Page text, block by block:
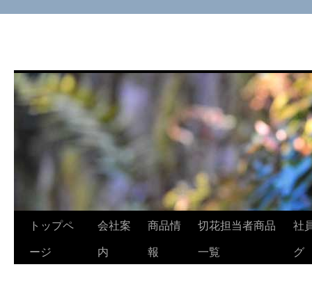
トップペ
ージ
会社案
内
商品情
報
切花担当者商品
一覧
社
グ